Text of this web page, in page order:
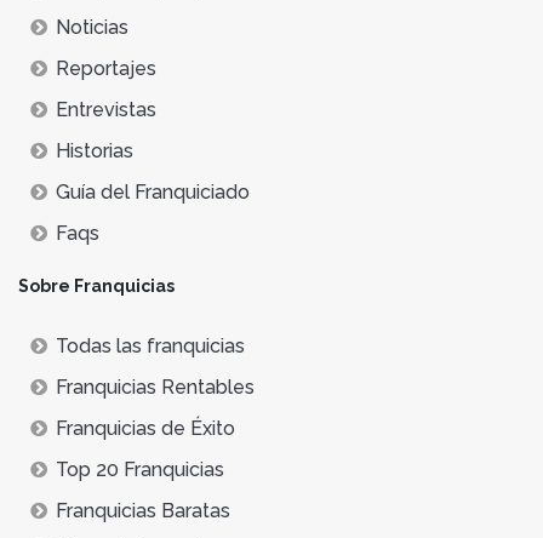
Noticias
Reportajes
Entrevistas
Historias
Guía del Franquiciado
Faqs
Sobre Franquicias
Todas las franquicias
Franquicias Rentables
Franquicias de Éxito
Top 20 Franquicias
Franquicias Baratas